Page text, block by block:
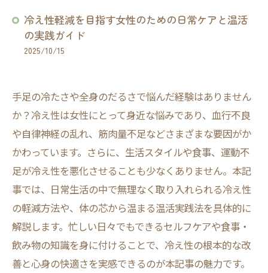
冷え性軽減を目指す女性のための日常ケアと温活
の実践ガイド
2025/10/15
手足の冷たさや全身のだるさで悩んだ経験はありません
か？冷え性は女性にとって身近な悩みであり、血行不良
や自律神経の乱れ、筋肉量不足などさまざまな要因がか
かわっています。さらに、生活スタイルや食事、運動不
足が冷え性を悪化させることも少なくありません。本記
事では、日常生活の中で無理なく取り入れられる冷え性
の軽減方法や、体の芯から温まる温活実践法を具体的に
解説します。忙しい日々でもできるセルフケアや食事・
飲み物の知識を身に付けることで、冷え性の根本的な改
善と心身の快適さを実感できるのが本記事の魅力です。